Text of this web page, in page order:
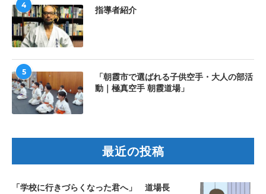
4
指導者紹介
5
「朝霞市で選ばれる子供空手・大人の部活
動｜極真空手 朝霞道場」
最近の投稿
「学校に行きづらくなった君へ」 道場長